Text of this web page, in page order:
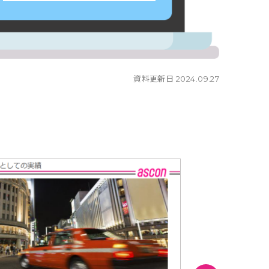
資料更新日 2024.09.27